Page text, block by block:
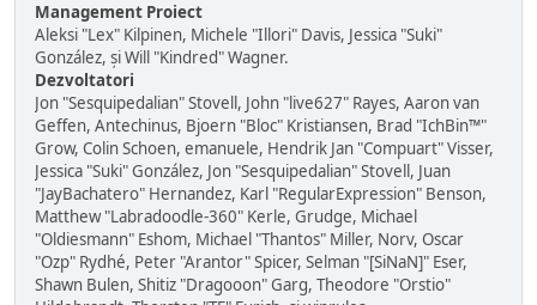
Management Proiect
Aleksi "Lex" Kilpinen, Michele "Illori" Davis, Jessica "Suki"
González, și Will "Kindred" Wagner.
Dezvoltatori
Jon "Sesquipedalian" Stovell, John "live627" Rayes, Aaron van
Geffen, Antechinus, Bjoern "Bloc" Kristiansen, Brad "IchBin™"
Grow, Colin Schoen, emanuele, Hendrik Jan "Compuart" Visser,
Jessica "Suki" González, Jon "Sesquipedalian" Stovell, Juan
"JayBachatero" Hernandez, Karl "RegularExpression" Benson,
Matthew "Labradoodle-360" Kerle, Grudge, Michael
"Oldiesmann" Eshom, Michael "Thantos" Miller, Norv, Oscar
"Ozp" Rydhé, Peter "Arantor" Spicer, Selman "[SiNaN]" Eser,
Shawn Bulen, Shitiz "Dragooon" Garg, Theodore "Orstio"